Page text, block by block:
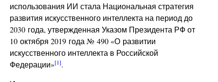
использования ИИ стала Национальная стратегия
развития искусственного интеллекта на период до
2030 года, утвержденная Указом Президента РФ от
10 октября 2019 года № 490 «О развитии
искусственного интеллекта в Российской
Федерации»[1].